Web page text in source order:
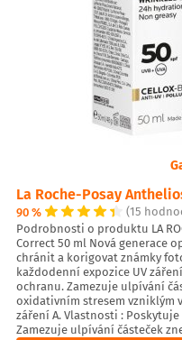
La Roche-Posay
90 %
(15
Podrobnosti o produktu LA
Correct 50 ml Nová generace
chránit a korigovat známky
každodenní expozice UV
ochranu. Zamezuje ulpívání
oxidativním stresem vzniklým
záření A. Vlastnosti :
Zamezuje ulpívání částeček